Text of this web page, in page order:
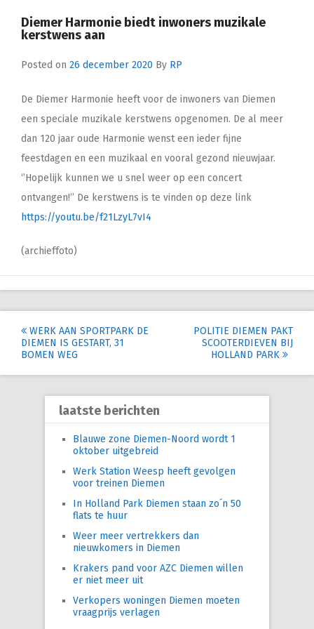
Diemer Harmonie biedt inwoners muzikale
kerstwens aan
Posted on 26 december 2020 By RP
De Diemer Harmonie heeft voor de inwoners van Diemen
een speciale muzikale kerstwens opgenomen. De al meer
dan 120 jaar oude Harmonie wenst een ieder fijne
feestdagen en een muzikaal en vooral gezond nieuwjaar.
‘’Hopelijk kunnen we u snel weer op een concert
ontvangen!’’ De kerstwens is te vinden op deze link
https://youtu.be/f21LzyL7vI4
(archieffoto)
Post
navigation
WERK AAN SPORTPARK DE
DIEMEN IS GESTART, 31
BOMEN WEG
POLITIE DIEMEN PAKT
SCOOTERDIEVEN BIJ
HOLLAND PARK
laatste berichten
Blauwe zone Diemen-Noord wordt 1
oktober uitgebreid
Werk Station Weesp heeft gevolgen
voor treinen Diemen
In Holland Park Diemen staan zo´n 50
flats te huur
Weer meer vertrekkers dan
nieuwkomers in Diemen
Krakers pand voor AZC Diemen willen
er niet meer uit
Verkopers woningen Diemen moeten
vraagprijs verlagen